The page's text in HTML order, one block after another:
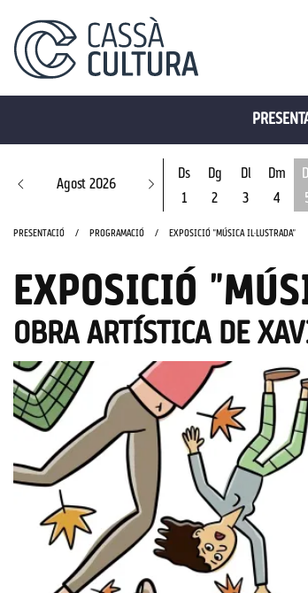
Agost 2026
Ds
1
Dg
2
Dl
3
Dm
4
PRESENTACIÓ PROGRAMACIÓ EXPOSICIÓ "MÚSICA IL·LUSTRADA"
EXPOSICIÓ
OBRA ARTÍSTICA DE